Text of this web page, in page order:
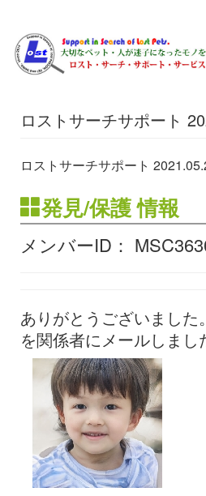
ロストサーチサポート
ロストサーチサポート
発見/保護 情報
メンバーID：
ありがとうございました
を関係者にメールしまし